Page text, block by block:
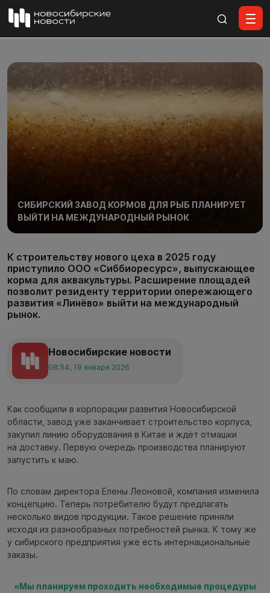
СИБИРСКИЙ ЗАВОД КОРМОВ ДЛЯ РЫБ ПЛАНИРУЕТ
ВЫЙТИ НА МЕЖДУНАРОДНЫЙ РЫНОК
К строительству нового цеха в 2025 году
приступило ООО «Сиббиоресурс», выпускающее
корма для аквакультуры. Расширение площадей
позволит резиденту территории опережающего
развития «Линёво» выйти на международный
рынок.
Новосибирские новости
08:54, 19 января 2026
Как сообщили в корпорации развития Новосибирской
области, завод уже заканчивает строительство корпуса,
закупил линию оборудования в Китае и ждёт отмашки
на доставку. Первую очередь производства планируют
запустить к маю.
По словам директора Елены Леоновой, компания изменила
концепцию. Теперь потребителю будут предлагать
несколько видов продукции. Такое решение приняли
исходя из разнообразных потребностей рынка. К тому же
у сибирского предприятия уже есть интернациональные
заказы.
«Мы планируем проходить необходимые процедуры